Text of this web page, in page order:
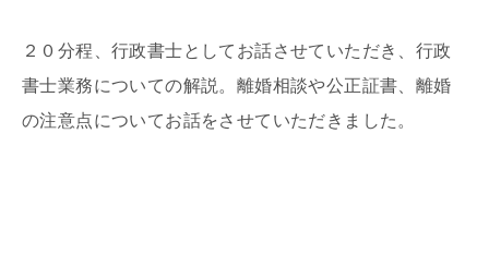
２０分程、行政書士としてお話させていただき、行政
書士業務についての解説。離婚相談や公正証書、離婚
の注意点についてお話をさせていただきました。